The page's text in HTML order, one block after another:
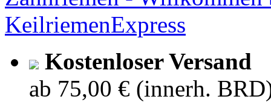
Kostenloser Versand
ab 75,00 € (innerh.